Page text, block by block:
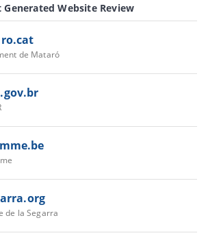
Generated Website Review
de Mataró
de la Segarra